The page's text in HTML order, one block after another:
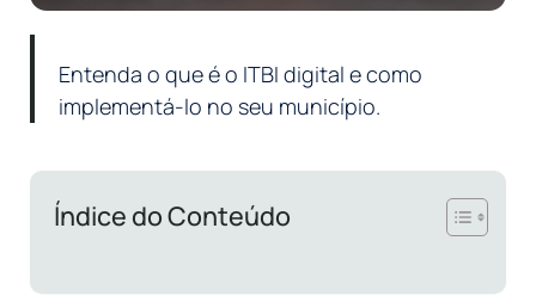
Entenda o que é o ITBI digital e como
implementá-lo no seu município.
Índice do Conteúdo